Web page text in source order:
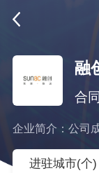
融
合
进驻城市(个)